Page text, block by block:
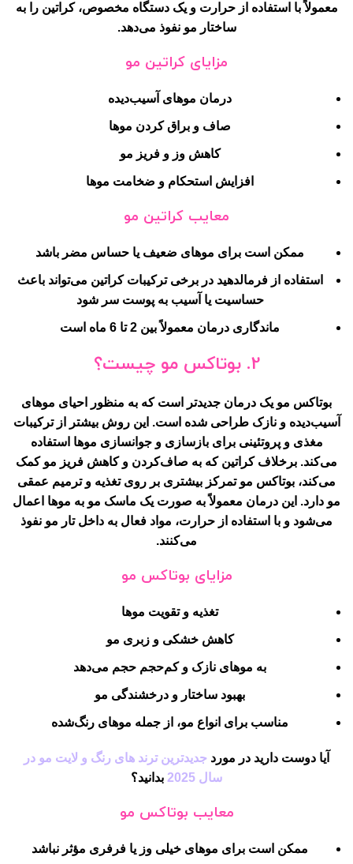
معمولاً با استفاده از حرارت و یک دستگاه مخصوص، کراتین را به
ساختار مو نفوذ می‌دهد.
مزایای کراتین مو
درمان موهای آسیب‌دیده
صاف و براق کردن موها
کاهش وز و فریز مو
افزایش استحکام و ضخامت موها
معایب کراتین مو
ممکن است برای موهای ضعیف یا حساس مضر باشد
استفاده از فرمالدهید در برخی ترکیبات کراتین می‌تواند باعث
حساسیت یا آسیب به پوست سر شود
ماندگاری درمان معمولاً بین 2 تا 6 ماه است
2. بوتاکس مو چیست؟
بوتاکس مو یک درمان جدیدتر است که به منظور احیای موهای
آسیب‌دیده و نازک طراحی شده است. این روش بیشتر از ترکیبات
مغذی و پروتئینی برای بازسازی و جوانسازی موها استفاده
می‌کند. برخلاف کراتین که به صاف‌کردن و کاهش فریز مو کمک
می‌کند، بوتاکس مو تمرکز بیشتری بر روی تغذیه و ترمیم عمقی
مو دارد. این درمان معمولاً به صورت یک ماسک مو به موها اعمال
می‌شود و با استفاده از حرارت، مواد فعال به داخل تار مو نفوذ
می‌کنند.
مزایای بوتاکس مو
تغذیه و تقویت موها
کاهش خشکی و زبری مو
به موهای نازک و کم‌حجم حجم می‌دهد
بهبود ساختار و درخشندگی مو
مناسب برای انواع مو، از جمله موهای رنگ‌شده
آیا دوست دارید در مورد جدیدترین ترند های رنگ و لایت مو در
سال 2025
بدانید؟
معایب بوتاکس مو
ممکن است برای موهای خیلی وز یا فرفری مؤثر نباشد